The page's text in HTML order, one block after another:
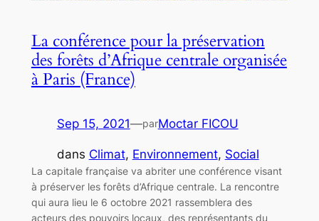
La conférence pour la préservation
des forêts d’Afrique centrale organisée
à Paris (France)
Sep 15, 2021—parMoctar FICOU
dans Climat, Environnement, Social
La capitale française va abriter une conférence visant
à préserver les forêts d’Afrique centrale. La rencontre
qui aura lieu le 6 octobre 2021 rassemblera des
acteurs des pouvoirs locaux, des représentants du